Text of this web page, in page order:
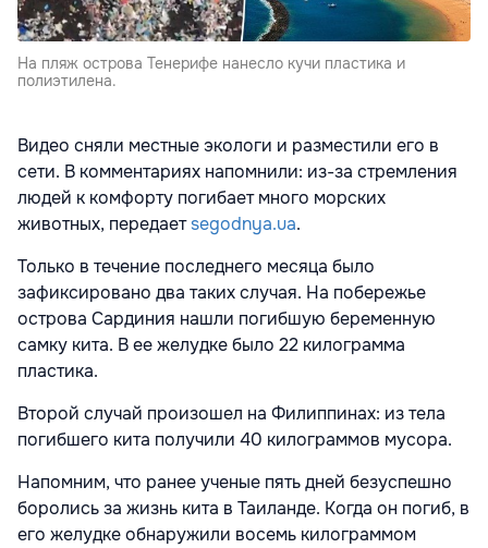
На пляж острова Тенерифе нанесло кучи пластика и
полиэтилена.
Видео сняли местные экологи и разместили его в
сети. В комментариях напомнили: из-за стремления
людей к комфорту погибает много морских
животных, передаетsegodnya.ua.
Только в течение последнего месяца было
зафиксировано два таких случая. На побережье
острова Сардиния нашли погибшую беременную
самку кита. В ее желудке было 22 килограмма
пластика.
Второй случай произошел на Филиппинах: из тела
погибшего кита получили 40 килограммов мусора.
Напомним, что ранее ученые пять дней безуспешно
боролись за жизнь кита в Таиланде. Когда он погиб, в
его желудке обнаружили восемь килограммом